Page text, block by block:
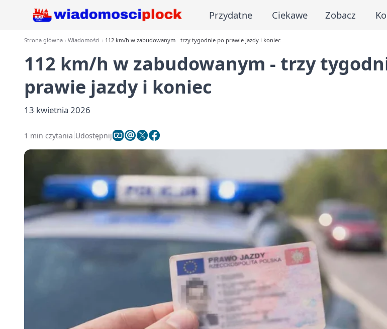
Przydatne Ciekawe Zobacz
Strona główna Wiadomości 112 km/h w zabudowanym - trzy tygodnie po prawie jazdy i koniec
112 km/h w zabudowanym - trzy
prawie jazdy i koniec
13 kwietnia 2026
1 min czytania Udostępnij